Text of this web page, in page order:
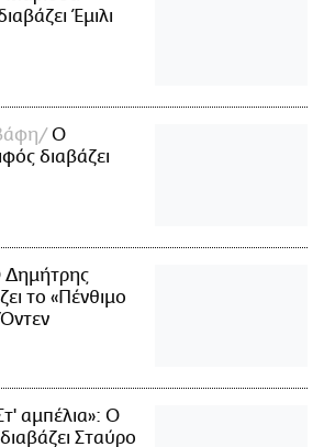
Έμιλι
Ο
διαβάζει
Δημήτρης
το «Πένθιμο
αμπέλια»: Ο
Σταύρο